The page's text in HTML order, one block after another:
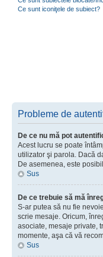
Ce sunt iconiţele de subiect?
Probleme de
De ce nu mă pot
Acest lucru se poate
utilizator şi parola. Dacă
De asemenea, este
Sus
De ce trebuie să mă
S-ar putea să nu fie
scrie mesaje. Oricum,
asociate, mesaje private,
momente, aşa că vă
Sus